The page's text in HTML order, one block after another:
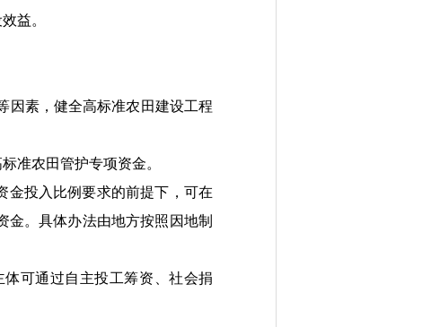
益。
因素，健全高标准农田建设工程
准农田管护专项资金。
金投入比例要求的前提下，可在
金。具体办法由地方按照因地制
体可通过自主投工筹资 、社会捐